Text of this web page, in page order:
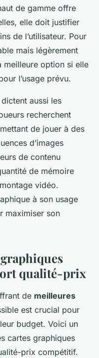
de gamme offre
elle doit justifier
de l’utilisateur. Pour
mais légèrement
meilleure option si elle
l’usage prévu.
dictent aussi les
recherchent
de jouer à des
d’images
de contenu
de mémoire
vidéo.
à son usage
maximiser son
qualité-prix
de meilleures
est crucial pour
budget. Voici un
cartes graphiques
prix compétitif.